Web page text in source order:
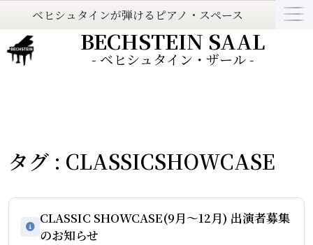
ベヒシュタインが弾けるピアノ・スペース
BECHSTEIN SAAL
- ベヒシュタイン・ザール -
タグ : CLASSICSHOWCASE
CLASSIC SHOWCASE(9月〜12月) 出演者募集
のお知らせ